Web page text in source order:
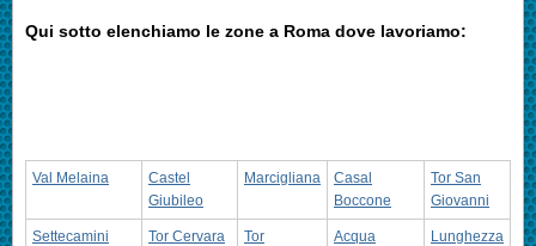
Qui sotto elenchiamo le zone a Roma dove lavoriamo:
Val Melaina
Castel
Giubileo
Marcigliana
Casal
Boccone
Tor San
Giovanni
Settecamini Tor Cervara
Tor
Acqua
Lunghezza